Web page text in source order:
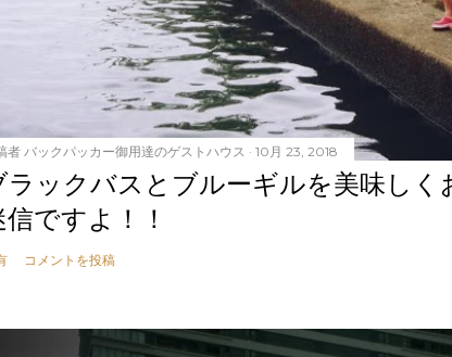
者 バックパッカー御用達のゲストハウス 10月 23, 2018
ラックバスとブルーギルを美味しく
信ですよ！！
コメントを投稿